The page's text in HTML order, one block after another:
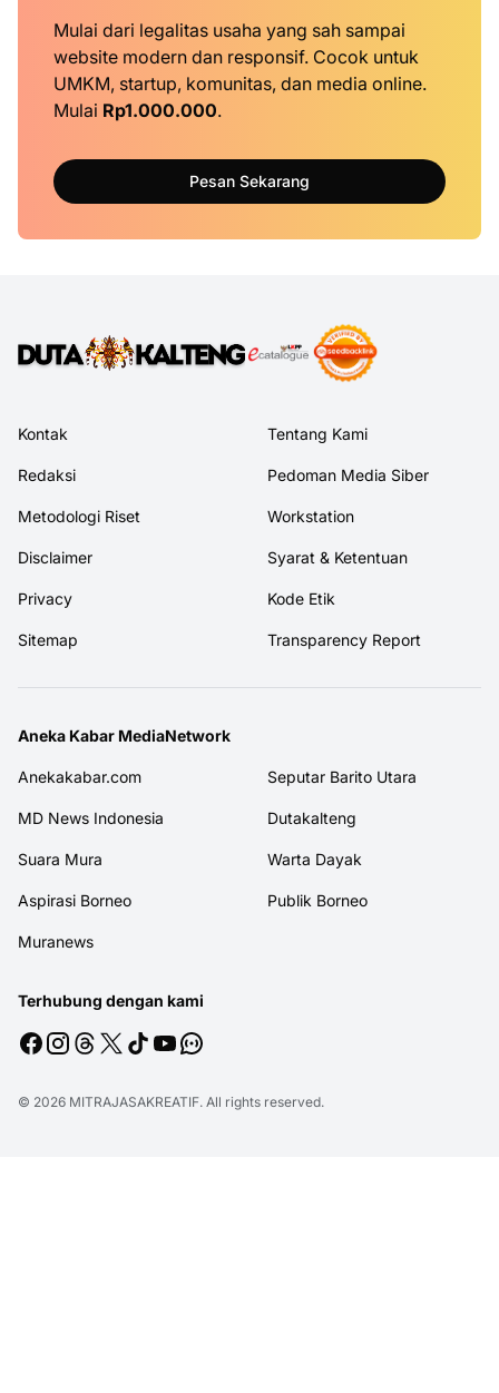
Mulai dari legalitas usaha yang sah sampai
website modern dan responsif. Cocok untuk
UMKM, startup, komunitas, dan media online.
Mulai Rp1.000.000.
Pesan Sekarang
Kontak Tentang Kami
Redaksi Pedoman Media Siber
Metodologi Riset Workstation
Disclaimer Syarat & Ketentuan
Privacy Kode Etik
Sitemap Transparency Report
Aneka Kabar MediaNetwork
Anekakabar.com Seputar Barito Utara
MD News Indonesia Dutakalteng
Suara Mura Warta Dayak
Aspirasi Borneo Publik Borneo
Muranews
Terhubung dengan kami
© 2026 MITRAJASAKREATIF. All rights reserved.